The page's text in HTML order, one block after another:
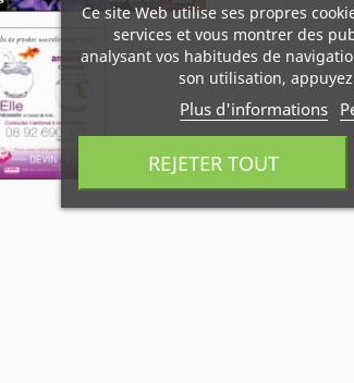
Ce site Web utilise ses propres
services et vous montrer des
analysant vos habitudes de
son utilisation,
Plus d'informations
REJETER TOUT